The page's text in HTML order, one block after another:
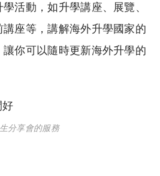
活動，如升學講座、展覽、
座等，講解海外升學國家的
你可以隨時更新海外升學的
分享會的服務